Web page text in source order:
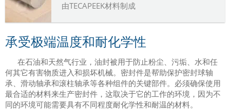
由TECAPEEK材料制成
承受极端温度和耐化学性
在石油和天然气行业，油封被用于防止粉尘、污垢、水和任
何其它有害物质进入和损坏机械。密封件是帮助保护密封球轴
承、滑动轴承和滚柱轴承等各种组件的关键部件。必须确保使用
最合适的材料来生产密封件，这取决于它的工作的环境，因为不
同的环境可能需要具有不同程度耐化学性和耐温的材料。